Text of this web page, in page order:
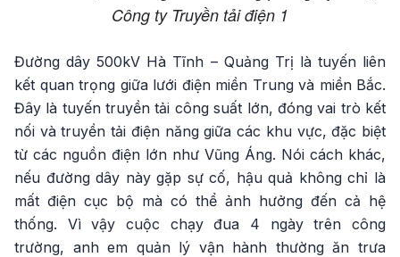
Công ty Truyền tải điện 1
Đường dây 500kV Hà Tĩnh – Quảng Trị là tuyến liên
kết quan trọng giữa lưới điện miền Trung và miền Bắc.
Đây là tuyến truyền tải công suất lớn, đóng vai trò kết
nối và truyền tải điện năng giữa các khu vực, đặc biệt
từ các nguồn điện lớn như Vũng Áng. Nói cách khác,
nếu đường dây này gặp sự cố, hậu quả không chỉ là
mất điện cục bộ mà có thể ảnh hưởng đến cả hệ
thống. Vì vậy cuộc chạy đua 4 ngày trên công
trường, anh em quản lý vận hành thường ăn trưa